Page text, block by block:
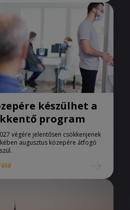
készülhet a
program
végére jelentősen csökkenjenek
augusztus közepére átfogó